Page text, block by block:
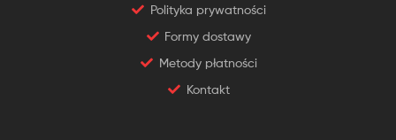
Polityka prywatności
Formy dostawy
Metody płatności
Kontakt